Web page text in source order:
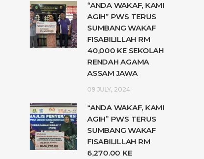
“ANDA WAKAF, KAMI
AGIH” PWS TERUS
SUMBANG WAKAF
FISABILILLAH RM
40,000 KE SEKOLAH
RENDAH AGAMA
ASSAM JAWA
09 JULY, 2024
“ANDA WAKAF, KAMI
AGIH” PWS TERUS
SUMBANG WAKAF
FISABILILLAH RM
6,270.00 KE